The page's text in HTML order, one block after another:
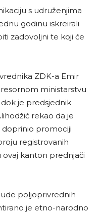
s udruženjima
godinu iskreirali
zadovoljni te koji će
ZDK-a Emir
ministarstvu
je predsjednik
rekao da je
doprinio promociji
registrovanih
kanton prednjači
poljoprivrednih
je etno-narodno